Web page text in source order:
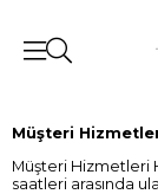
Müşteri
Müşteri Hizmetleri
saatleri arasında